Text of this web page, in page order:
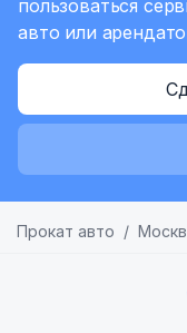
пользоваться
авто или
Прокат авто